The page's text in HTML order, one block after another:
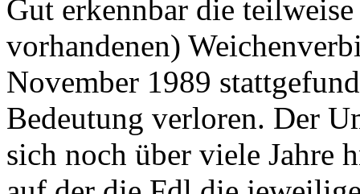
Gut erkennbar die
vorhandenen)
November 1989
Bedeutung verloren. Der
sich noch über viele Jahre